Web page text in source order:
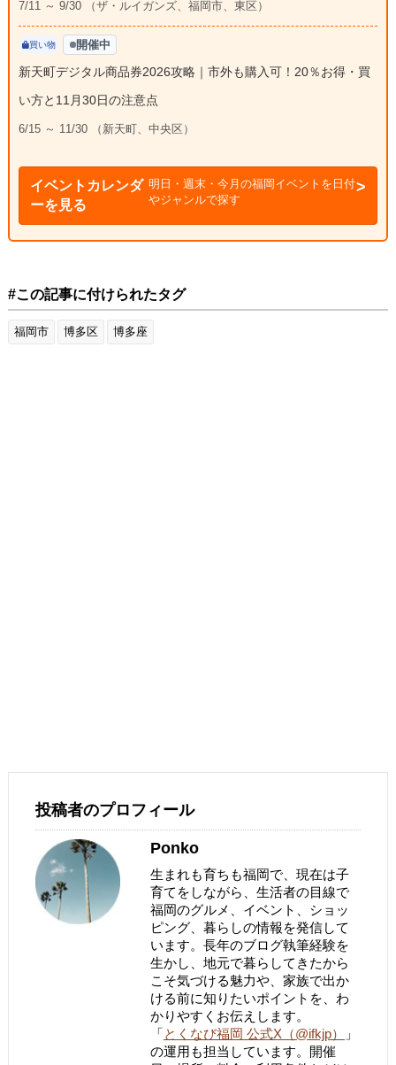
7/11 ～ 9/30 （ザ・ルイガンズ、福岡市、東区）
買い物 開催中
新天町デジタル商品券2026攻略｜市外も購入可！20％お得・買
い方と11月30日の注意点
6/15 ～ 11/30 （新天町、中央区）
イベントカレンダ
ーを見る
明日・週末・今月の福岡イベントを日付
やジャンルで探す
#この記事に付けられたタグ
福岡市 博多区 博多座
投稿者のプロフィール
Ponko
生まれも育ちも福岡で、現在は子
育てをしながら、生活者の目線で
福岡のグルメ、イベント、ショッ
ピング、暮らしの情報を発信して
います。長年のブログ執筆経験を
生かし、地元で暮らしてきたから
こそ気づける魅力や、家族で出か
ける前に知りたいポイントを、わ
かりやすくお伝えします。
「とくなび福岡 公式X（@ifkjp）
」
の運用も担当しています。開催